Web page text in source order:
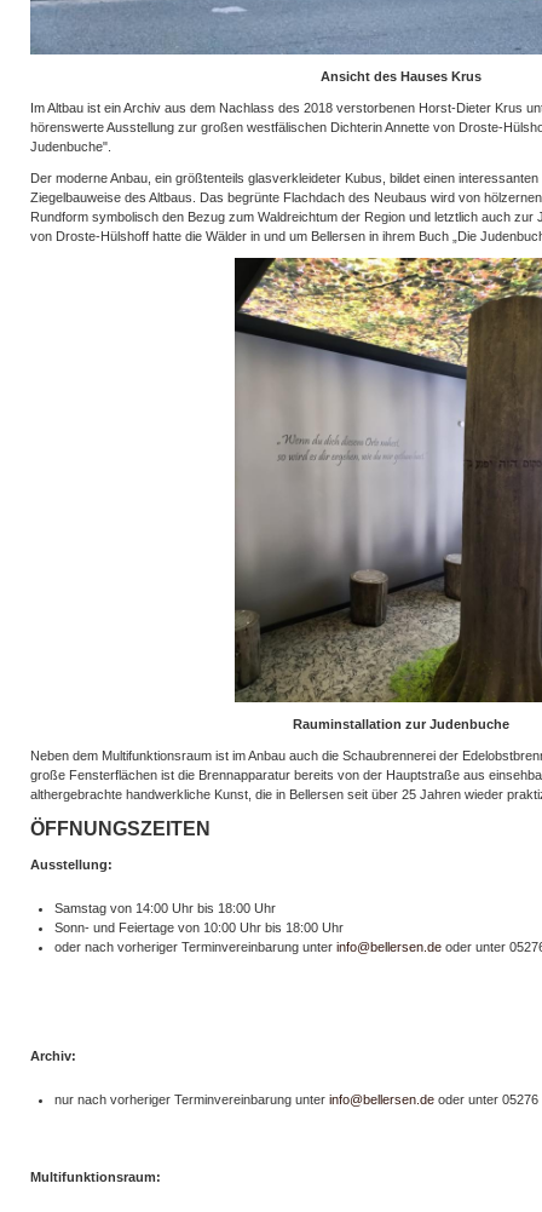
Ansicht des Hauses Krus
Im Altbau ist ein Archiv aus dem Nachlass des 2018 verstorbenen Horst-Dieter Krus
hörenswerte Ausstellung zur großen westfälischen Dichterin Annette von Droste-
Judenbuche".
Der moderne Anbau, ein größtenteils glasverkleideter Kubus, bildet einen
Ziegelbauweise des Altbaus. Das begrünte Flachdach des Neubaus wird von
Rundform symbolisch den Bezug zum Waldreichtum der Region und letztlich auch zur
von Droste-Hülshoff hatte die Wälder in und um Bellersen in ihrem Buch „Die
Rauminstallation zur Judenbuche
Neben dem Multifunktionsraum ist im Anbau auch die Schaubrennerei der
große Fensterflächen ist die Brennapparatur bereits von der Hauptstraße aus
althergebrachte handwerkliche Kunst, die in Bellersen seit über 25 Jahren wieder
ÖFFNUNGSZEITEN
Ausstellung:
Samstag von 14:00 Uhr bis 18:00 Uhr
Sonn- und Feiertage von 10:00 Uhr bis 18:00 Uhr
oder nach vorheriger Terminvereinbarung unter info@bellersen.de oder unter
Archiv:
nur nach vorheriger Terminvereinbarung unter info@bellersen.de oder unter 05276
Multifunktionsraum: